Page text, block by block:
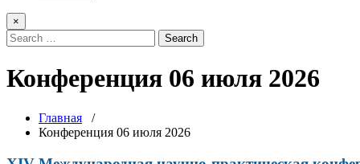
×
Конференция 06 июля 2026
Главная /
Конференция 06 июля 2026